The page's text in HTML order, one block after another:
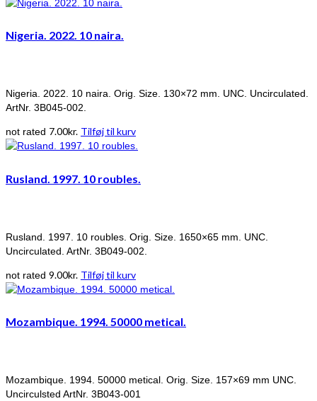
Nigeria. 2022. 10 naira.
Nigeria. 2022. 10 naira. Orig. Size. 130×72 mm. UNC. Uncirculated.
ArtNr. 3B045-002.
not rated 7.00kr. Tilføj til kurv
Rusland. 1997. 10 roubles.
Rusland. 1997. 10 roubles. Orig. Size. 1650×65 mm. UNC.
Uncirculated. ArtNr. 3B049-002.
not rated 9.00kr. Tilføj til kurv
Mozambique. 1994. 50000 metical.
Mozambique. 1994. 50000 metical. Orig. Size. 157×69 mm UNC.
Uncirculsted ArtNr. 3B043-001